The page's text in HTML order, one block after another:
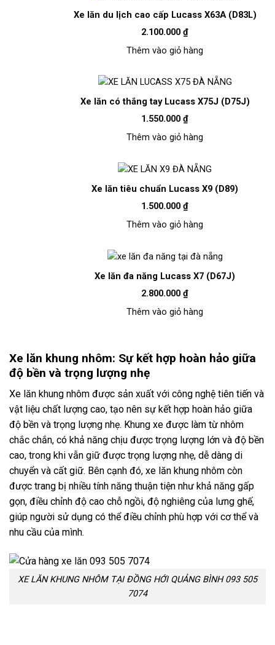
Xe lăn du lịch cao cấp Lucass X63A (D83L)
2.100.000₫
Thêm vào giỏ hàng
Xe lăn có thắng tay Lucass X75J (D75J)
1.550.000₫
Thêm vào giỏ hàng
Xe lăn tiêu chuẩn Lucass X9 (D89)
1.500.000₫
Thêm vào giỏ hàng
Xe lăn đa năng Lucass X7 (D67J)
2.800.000₫
Thêm vào giỏ hàng
Xe lăn khung nhôm: Sự kết hợp hoàn hảo giữa
độ bền và trọng lượng nhẹ
Xe lăn khung nhôm được sản xuất với công nghệ tiên tiến và
vật liệu chất lượng cao, tạo nên sự kết hợp hoàn hảo giữa
độ bền và trọng lượng nhẹ. Khung xe được làm từ nhôm
chắc chắn, có khả năng chịu được trọng lượng lớn và độ bền
cao, trong khi vẫn giữ được trọng lượng nhẹ, dễ dàng di
chuyển và cất giữ. Bên cạnh đó, xe lăn khung nhôm còn
được trang bị nhiều tính năng thuận tiện như khả năng gấp
gọn, điều chỉnh độ cao chỗ ngồi, độ nghiêng của lưng ghế,
giúp người sử dụng có thể điều chỉnh phù hợp với cơ thể và
nhu cầu của mình.
XE LĂN KHUNG NHÔM TẠI ĐỒNG HỚI QUẢNG BÌNH 093 505
7074